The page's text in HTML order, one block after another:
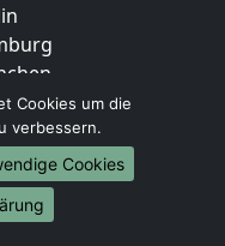
am Main
Cookies um die
verbessern.
Cookies